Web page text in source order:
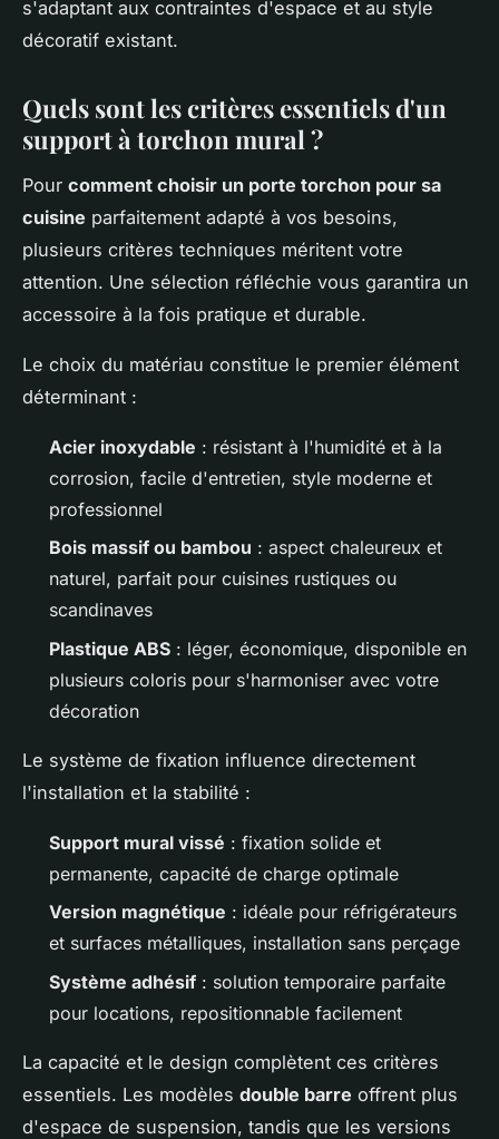
s'adaptant aux contraintes d'espace et au style
décoratif existant.
Quels sont les critères essentiels d'un
support à torchon mural ?
Pour comment choisir un porte torchon pour sa
cuisine parfaitement adapté à vos besoins,
plusieurs critères techniques méritent votre
attention. Une sélection réfléchie vous garantira un
accessoire à la fois pratique et durable.
Le choix du matériau constitue le premier élément
déterminant :
Acier inoxydable : résistant à l'humidité et à la
corrosion, facile d'entretien, style moderne et
professionnel
Bois massif ou bambou : aspect chaleureux et
naturel, parfait pour cuisines rustiques ou
scandinaves
Plastique ABS : léger, économique, disponible en
plusieurs coloris pour s'harmoniser avec votre
décoration
Le système de fixation influence directement
l'installation et la stabilité :
Support mural vissé : fixation solide et
permanente, capacité de charge optimale
Version magnétique : idéale pour réfrigérateurs
et surfaces métalliques, installation sans perçage
Système adhésif : solution temporaire parfaite
pour locations, repositionnable facilement
La capacité et le design complètent ces critères
essentiels. Les modèles double barre offrent plus
d'espace de suspension, tandis que les versions